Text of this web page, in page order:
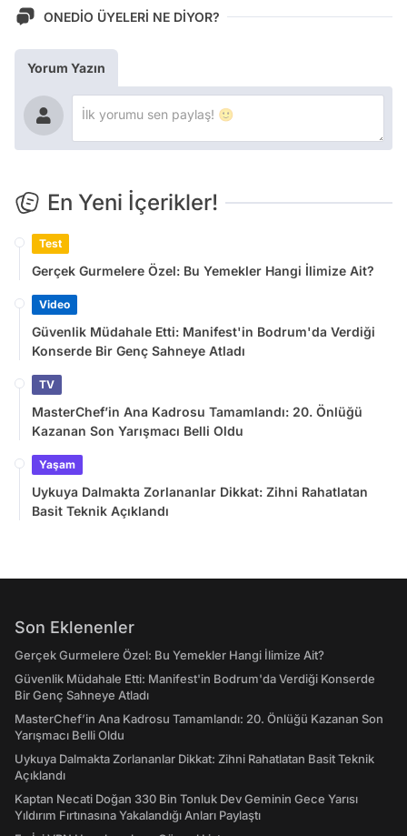
ONEDİO ÜYELERİ NE DİYOR?
Yorum Yazın
En Yeni İçerikler!
Test
Gerçek Gurmelere Özel: Bu Yemekler Hangi İlimize Ait?
Video
Güvenlik Müdahale Etti: Manifest'in Bodrum'da Verdiği
Konserde Bir Genç Sahneye Atladı
TV
MasterChef’in Ana Kadrosu Tamamlandı: 20. Önlüğü
Kazanan Son Yarışmacı Belli Oldu
Yaşam
Uykuya Dalmakta Zorlananlar Dikkat: Zihni Rahatlatan
Basit Teknik Açıklandı
Son Eklenenler
Gerçek Gurmelere Özel: Bu Yemekler Hangi İlimize Ait?
Güvenlik Müdahale Etti: Manifest'in Bodrum'da Verdiği Konserde
Bir Genç Sahneye Atladı
MasterChef’in Ana Kadrosu Tamamlandı: 20. Önlüğü Kazanan Son
Yarışmacı Belli Oldu
Uykuya Dalmakta Zorlananlar Dikkat: Zihni Rahatlatan Basit Teknik
Açıklandı
Kaptan Necati Doğan 330 Bin Tonluk Dev Geminin Gece Yarısı
Yıldırım Fırtınasına Yakalandığı Anları Paylaştı